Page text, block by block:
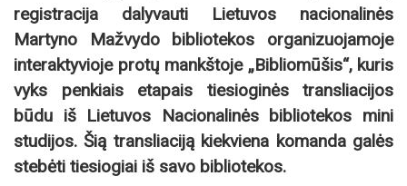
registracija dalyvauti Lietuvos nacionalinės
Martyno Mažvydo bibliotekos organizuojamoje
interaktyvioje protų mankštoje „Bibliomūšis“, kuris
vyks penkiais etapais tiesioginės transliacijos
būdu iš Lietuvos Nacionalinės bibliotekos mini
studijos. Šią transliaciją kiekviena komanda galės
stebėti tiesiogiai iš savo bibliotekos.